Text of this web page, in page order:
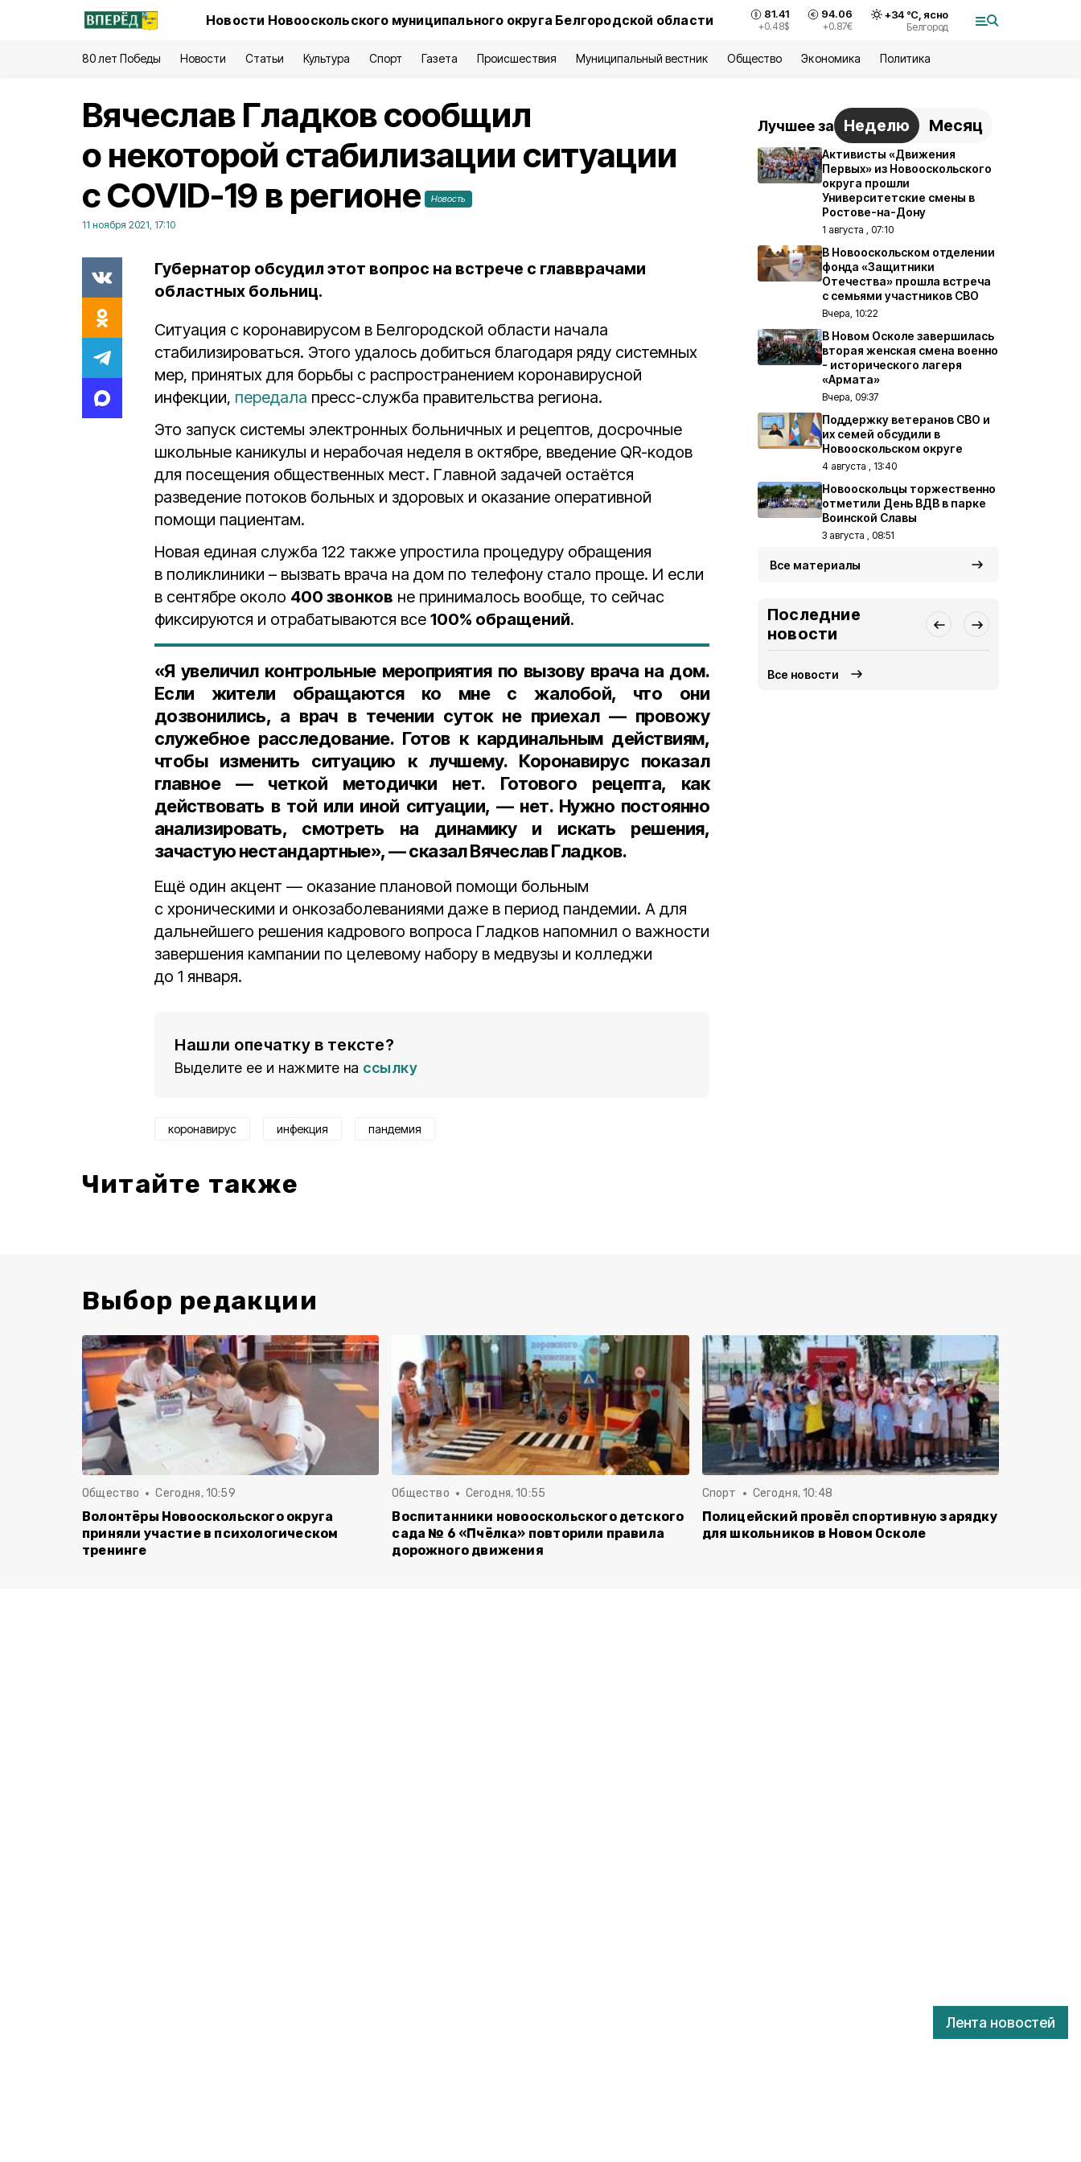
Новости Новооскольского муниципального округа Белгородской области 81.41
+0.48$
94.06
+0.87€
+34°С, ясно
Белгород
80 лет Победы Новости Статьи Культура Спорт Газета Происшествия Муниципальный вестник Общество Экономика Политика
Лента новостей
Вячеслав Гладков сообщил
о некоторой стабилизации ситуации
с COVID-19 в регионе
Новость
11 ноября 2021, 17:10
Губернатор обсудил этот вопрос на встрече с главврачами
областных больниц.
Ситуация с коронавирусом в Белгородской области начала
стабилизироваться. Этого удалось добиться благодаря ряду системных
мер, принятых для борьбы с распространением коронавирусной
инфекции, передала пресс-служба правительства региона.
Это запуск системы электронных больничных и рецептов, досрочные
школьные каникулы и нерабочая неделя в октябре, введение QR-кодов
для посещения общественных мест. Главной задачей остаётся
разведение потоков больных и здоровых и оказание оперативной
помощи пациентам.
Новая единая служба 122 также упростила процедуру обращения
в поликлиники – вызвать врача на дом по телефону стало проще. И если
в сентябре около 400 звонков не принималось вообще, то сейчас
фиксируются и отрабатываются все 100% обращений.
«Я увеличил контрольные мероприятия по вызову врача на дом.
Если жители обращаются ко мне с жалобой, что они
дозвонились, а врач в течении суток не приехал — провожу
служебное расследование. Готов к кардинальным действиям,
чтобы изменить ситуацию к лучшему. Коронавирус показал
главное — четкой методички нет. Готового рецепта, как
действовать в той или иной ситуации, — нет. Нужно постоянно
анализировать, смотреть на динамику и искать решения,
зачастую нестандартные», — сказалВячеслав Гладков.
Ещё один акцент — оказание плановой помощи больным
с хроническими и онкозаболеваниями даже в период пандемии. А для
дальнейшего решения кадрового вопроса Гладков напомнил о важности
завершения кампании по целевому набору в медвузы и колледжи
до 1 января.
Нашли опечатку в тексте?
Выделите ее и нажмите на ссылку
коронавирус инфекция пандемия
Читайте также
Лучшее за Неделю Месяц
Активисты «Движения
Первых» из Новооскольского
округа прошли
Университетские смены в
Ростове-на-Дону
1 августа , 07:10
В Новооскольском отделении
фонда «Защитники
Отечества» прошла встреча
с семьями участников СВО
Вчера, 10:22
В Новом Осколе завершилась
вторая женская смена военно
- исторического лагеря
«Армата»
Вчера, 09:37
Поддержку ветеранов СВО и
их семей обсудили в
Новооскольском округе
4 августа , 13:40
Новооскольцы торжественно
отметили День ВДВ в парке
Воинской Славы
3 августа , 08:51
Все материалы
Последние
новости
Все новости
Выбор редакции
Общество Сегодня, 10:59
Волонтёры Новооскольского округа
приняли участие в психологическом
тренинге
Общество Сегодня, 10:55
Воспитанники новооскольского детского
сада № 6 «Пчёлка» повторили правила
дорожного движения
Спорт Сегодня, 10:48
Полицейский провёл спортивную зарядку
для школьников в Новом Осколе